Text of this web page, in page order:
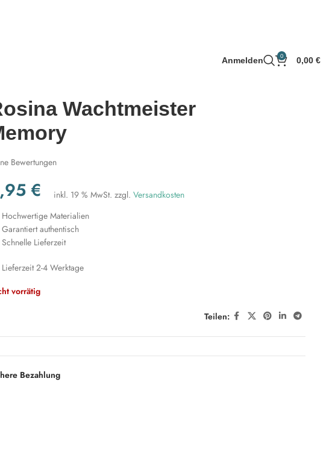
Anmelden 0 0,00 €
Wachtmeister
Bewertungen
€ inkl. 19 % MwSt. zzgl. Versandkosten
Hochwertige Materialien
Garantiert authentisch
Schnelle Lieferzeit
Lieferzeit 2-4 Werktage
vorrätig
Teilen:
Bezahlung